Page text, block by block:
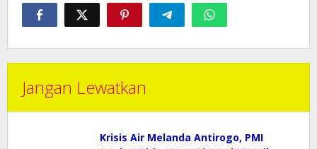
Jangan Lewatkan
Krisis Air Melanda Antirogo, PMI